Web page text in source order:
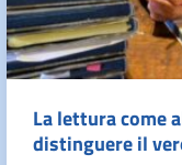
La lettura come
distinguere il